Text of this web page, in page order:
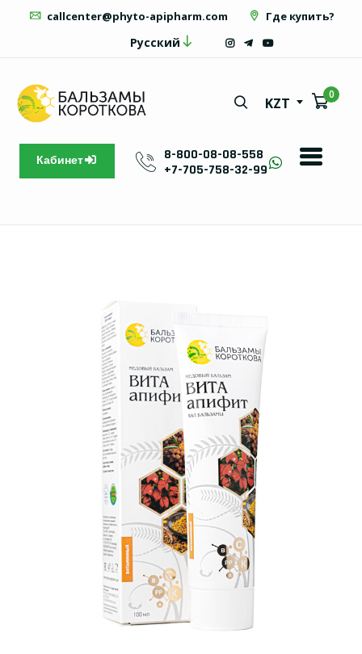
callcenter@phyto-apipharm.com Где купить?
Русский
KZT
0
Кабинет
8-800-08-08-558
+7-705-758-32-99